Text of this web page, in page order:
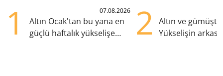
1 07.08.2026
Altın Ocak'tan bu yana en
güçlü haftalık yükselişe
2
Altın ve
Yükselişin